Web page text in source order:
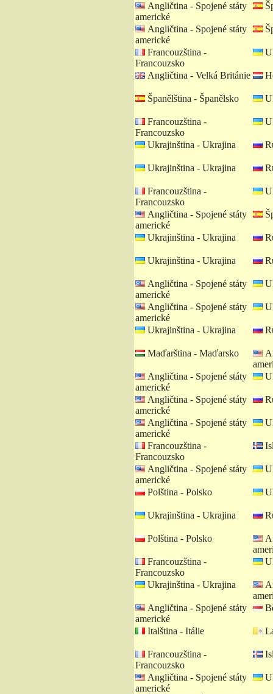
Angličtina - Spojené státy
americké
Angličtina - Spojené státy
americké
Francouzština -
Francouzsko
Angličtina - Velká Británie
Španělština - Španělsko
Francouzština -
Francouzsko
Ukrajinština - Ukrajina
Ukrajinština - Ukrajina
Francouzština -
Francouzsko
Angličtina - Spojené státy
americké
Ukrajinština - Ukrajina
Ukrajinština - Ukrajina
Angličtina - Spojené státy
americké
Angličtina - Spojené státy
americké
Ukrajinština - Ukrajina
Maďarština - Maďarsko
Angličtina - Spojené státy
americké
Angličtina - Spojené státy
americké
Angličtina - Spojené státy
americké
Francouzština -
Francouzsko
Angličtina - Spojené státy
americké
Polština - Polsko
Ukrajinština - Ukrajina
Polština - Polsko
Francouzština -
Francouzsko
Ukrajinština - Ukrajina
Angličtina - Spojené státy
americké
Italština - Itálie
Francouzština -
Francouzsko
Angličtina - Spojené státy
americké